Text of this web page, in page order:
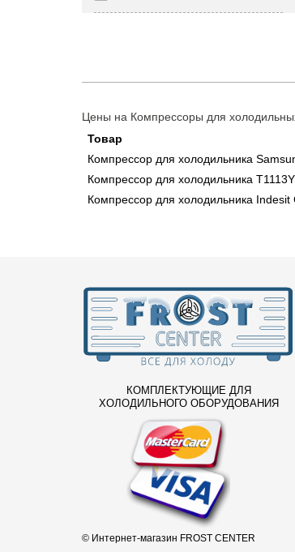
140 (1)
150 (2)
152 (3)
153 (1)
163 (1)
167 (4)
169 (1)
171 (1)
(1)
181 (3)
193
(1)
197 (1)
Цены на Компрессоры для
Товар
Компрессор для холодильника
Компрессор для холодильника
Компрессор для холодильника
КОМПЛЕКТУЮЩИЕ ДЛЯ
ХОЛОДИЛЬНОГО ОБОРУДОВАНИЯ
© Интернет-магазин FROST CENTER